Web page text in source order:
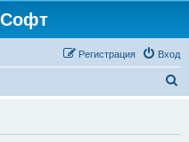
Вход
Регистрация